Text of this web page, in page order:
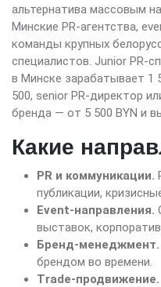
альтернатива массовым
Минские PR-агентства,
команды крупных
специалистов. Junior PR-
в Минске зарабатывает 1
500, senior PR-директор
бренда — от 5 500 BYN и
Какие
PR и коммуникации.
публикации,
Event-направления.
выставок,
Бренд-менеджмент.
брендом во времени.
Trade-продвижение.